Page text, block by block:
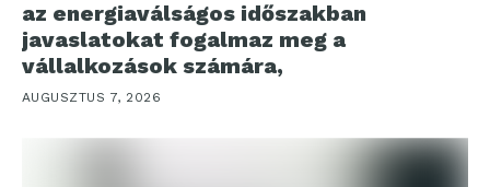
az energiaválságos időszakban
javaslatokat fogalmaz meg a
vállalkozások számára,
AUGUSZTUS 7, 2026